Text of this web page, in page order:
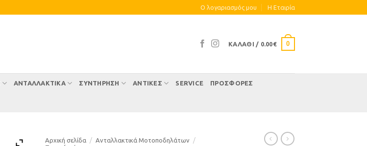
Ο λογαριασμός μου Η Eταιρία
ΚΑΛΆΘΙ / 0.00€ 0
ΑΝΤΑΛΛΑΚΤΙΚΑ ΣΥΝΤΉΡΗΣΗ ΑΝΤΊΚΕΣ SERVICE ΠΡΟΣΦΟΡΕΣ
Αρχική σελίδα / Ανταλλακτικά Μοτοποδηλάτων
/